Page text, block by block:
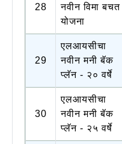
28
नवीन विमा बचत
योजना
29
एलआयसीचा
नवीन मनी बॅक
प्लॅन - २० वर्षे
30
एलआयसीचा
नवीन मनी बॅक
प्लॅन - २५ वर्षे